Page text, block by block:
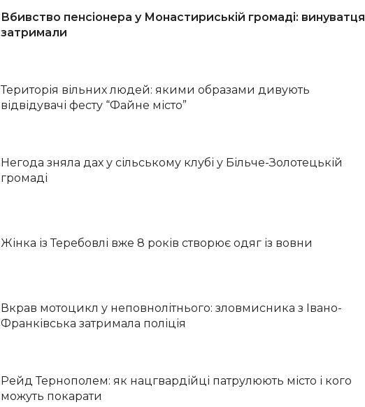
Вбивство пенсіонера у Монастириській громаді: винуватця
затримали
Територія вільних людей: якими образами дивують
відвідувачі фесту “Файне місто”
Негода зняла дах у сільському клубі у Більче-Золотецькій
громаді
Жінка із Теребовлі вже 8 років створює одяг із вовни
Вкрав мотоцикл у неповнолітнього: зловмисника з Івано-
Франківська затримала поліція
Рейд Тернополем: як нацгвардійці патрулюють місто і кого
можуть покарати